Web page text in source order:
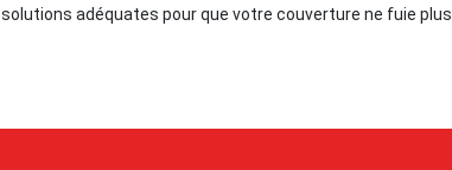
solutions adéquates pour que votre couverture ne fuie plus.